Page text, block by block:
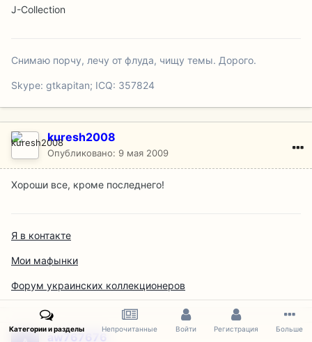
J-Collection
Снимаю порчу, лечу от флуда, чищу темы. Дорого.
Skype: gtkapitan; ICQ: 357824
kuresh2008
Опубликовано: 9 мая 2009
Хороши все, кроме последнего!
Я в контакте
Мои мафынки
Форум украинских коллекционеров
aw767676
Категории и разделы Непрочитанные Войти Регистрация Больше